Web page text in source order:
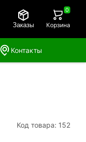
Заказы Корзина
0
Контакты
Код товара: 152